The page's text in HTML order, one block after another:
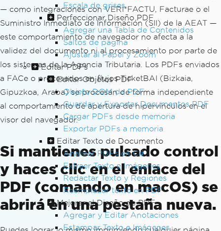
Escala de grises
Perfeccionar Diseño PDF
Agregar una Tabla de Contenidos
Saltos de página
Ajustar al Papel y Zoom
Editar PDFs
Editar Objetos PDF
Objeto DOM de PDF
Guardar y Exportar Documentos PDF
Cargar PDFs desde memoria
Exportar PDFs a memoria
Editar Texto de Documento
Analizar PDFs en C#
Extraer Texto e Imágenes
Redactar Texto y Regiones
Reemplazar texto en PDF
Mejorar el Diseño de PDF
Agregar y Editar Anotaciones
Estampar Texto e Imágenes
— como integraciones con VERI*FACTU, Facturae o el
Suministro Inmediato de Información (SII) de la AEAT —
este comportamiento de navegador no afecta a la
validez del documento ni al procesamiento por parte de
los sistemas de la Agencia Tributaria. Los PDFs enviados
a FACe o procesados en flujos TicketBAI (Bizkaia,
Gipuzkoa, Araba) se procesan de forma independiente
al comportamiento de apertura de hipervínculos en el
visor del navegador.
Si mantienes pulsado control
y haces clic en el enlace del
PDF (comando en macOS) se
abrirá en una pestaña nueva.